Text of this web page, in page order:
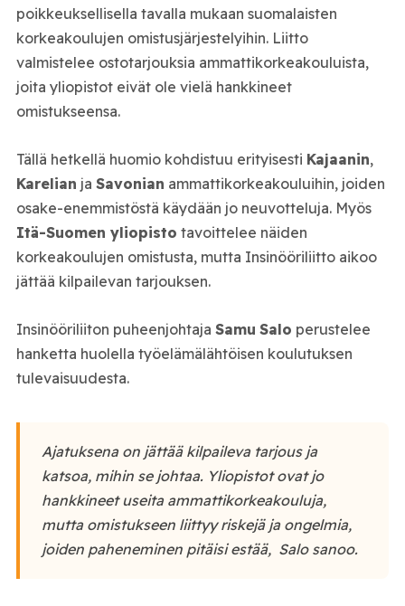
poikkeuksellisella tavalla mukaan suomalaisten
korkeakoulujen omistusjärjestelyihin. Liitto
valmistelee ostotarjouksia ammattikorkeakouluista,
joita yliopistot eivät ole vielä hankkineet
omistukseensa.
Tällä hetkellä huomio kohdistuu erityisesti Kajaanin,
Karelian ja Savonian ammattikorkeakouluihin, joiden
osake-enemmistöstä käydään jo neuvotteluja. Myös
Itä-Suomen yliopisto tavoittelee näiden
korkeakoulujen omistusta, mutta Insinööriliitto aikoo
jättää kilpailevan tarjouksen.
Insinööriliiton puheenjohtaja Samu Salo perustelee
hanketta huolella työelämälähtöisen koulutuksen
tulevaisuudesta.
Ajatuksena on jättää kilpaileva tarjous ja
katsoa, mihin se johtaa. Yliopistot ovat jo
hankkineet useita ammattikorkeakouluja,
mutta omistukseen liittyy riskejä ja ongelmia,
joiden paheneminen pitäisi estää, Salo sanoo.